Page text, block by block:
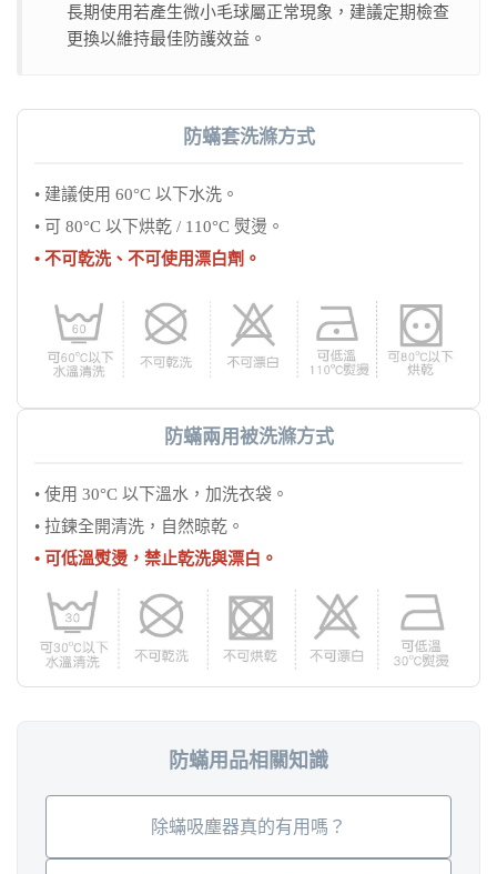
長期使用若產生微小毛球屬正常現象，建議定期檢查
更換以維持最佳防護效益。
防蟎套洗滌方式
• 建議使用 60°C 以下水洗。
• 可 80°C 以下烘乾 / 110°C 熨燙。
• 不可乾洗、不可使用漂白劑。
防蟎兩用被洗滌方式
• 使用 30°C 以下溫水，加洗衣袋。
• 拉鍊全開清洗，自然晾乾。
• 可低溫熨燙，禁止乾洗與漂白。
防蟎用品相關知識
除蟎吸塵器真的有用嗎？